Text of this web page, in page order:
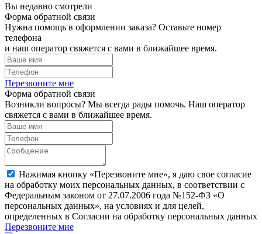
Вы недавно смотрели
Форма обратной связи
Нужна помощь в оформлении заказа? Оставьте номер
телефона
и наш оператор свяжется с вами в ближайшее время.
Перезвоните мне
Форма обратной связи
Возникли вопросы? Мы всегда рады помочь. Наш оператор
свяжется с вами в ближайшее время.
Нажимая кнопку «Перезвоните мне», я даю свое согласие
на обработку моих персональных данных, в соответствии с
Федеральным законом от 27.07.2006 года №152-ФЗ «О
персональных данных», на условиях и для целей,
определенных в Согласии на обработку персональных данных
Перезвоните мне